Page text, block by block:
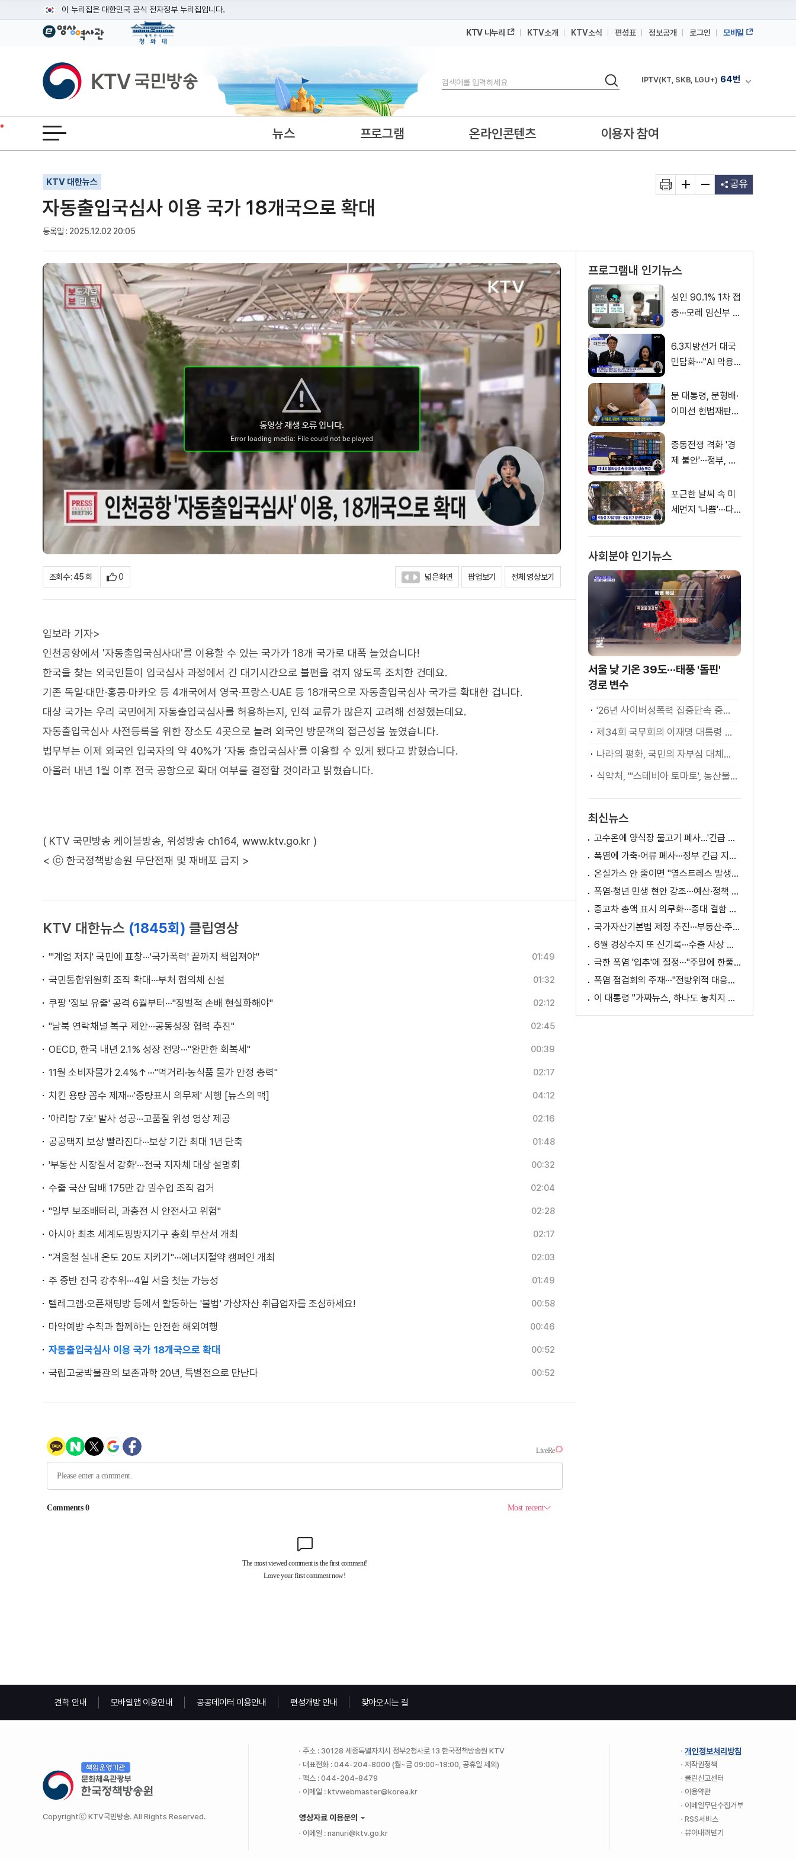
이 누리집은 대한민국 공식 전자정부 누리집입니다.
공식 누리집 주소 확인하기
이밖에 or.kr 또는 .kr등 다른 도메인 주소를 사용하고 있다면 아래 URL에서 도메인 주소를 확인해 보세요
운영중인 공식 누리집보기
KTV 나누리 KTV소개 KTV소식 편성표 정보공개 로그인 모바일
KTV국민방송
검색
검색 채널안내 펼쳐
스카이라이프 164번
스카이라이프 164번
스카이라이프
전체메뉴 열기 뉴스 프로그램 온라인콘텐츠 이용자 참여
KTV 대한뉴스
자동출입국심사 이용 국가 18개국으로 확대
등록일 : 2025.12.02 20:05
기사인쇄
글자확대
글자축소 공유
조회수 : 45 회 0 넓은화면 팝업보기 전체 영상보기
임보라 기자>
인천공항에서 '자동출입국심사대'를 이용할 수 있는 국가가 18개 국가로 대폭 늘었습니다!
한국을 찾는 외국인들이 입국심사 과정에서 긴 대기시간으로 불편을 겪지 않도록 조치한 건데요.
기존 독일·대만·홍콩·마카오 등 4개국에서 영국·프랑스·UAE 등 18개국으로 자동출입국심사 국가를 확대한 겁니다.
대상 국가는 우리 국민에게 자동출입국심사를 허용하는지, 인적 교류가 많은지 고려해 선정했는데요.
자동출입국심사 사전등록을 위한 장소도 4곳으로 늘려 외국인 방문객의 접근성을 높였습니다.
법무부는 이제 외국인 입국자의 약 40%가 '자동 출입국심사'를 이용할 수 있게 됐다고 밝혔습니다.
아울러 내년 1월 이후 전국 공항으로 확대 여부를 결정할 것이라고 밝혔습니다.
( KTV 국민방송 케이블방송, 위성방송 ch164, www.ktv.go.kr )
< ⓒ 한국정책방송원 무단전재 및 재배포 금지 >
KTV 대한뉴스 (1845회) 클립영상
"'계엄 저지' 국민에 표창···'국가폭력' 끝까지 책임져야" 01:49
국민통합위원회 조직 확대···부처 협의체 신설 01:32
쿠팡 '정보 유출' 공격 6월부터···"징벌적 손배 현실화해야" 02:12
"남북 연락채널 복구 제안···공동성장 협력 추진" 02:45
OECD, 한국 내년 2.1% 성장 전망···"완만한 회복세" 00:39
11월 소비자물가 2.4%↑···"먹거리·농식품 물가 안정 총력" 02:17
치킨 용량 꼼수 제재···'중량표시 의무제' 시행 [뉴스의 맥] 04:12
'아리랑 7호' 발사 성공···고품질 위성 영상 제공 02:16
공공택지 보상 빨라진다···보상 기간 최대 1년 단축 01:48
'부동산 시장질서 강화'···전국 지자체 대상 설명회 00:32
수출 국산 담배 175만 갑 밀수입 조직 검거 02:04
"일부 보조배터리, 과충전 시 안전사고 위험" 02:28
아시아 최초 세계도핑방지기구 총회 부산서 개최 02:17
"겨울철 실내 온도 20도 지키기"···에너지절약 캠페인 개최 02:03
주 중반 전국 강추위···4일 서울 첫눈 가능성 01:49
텔레그램·오픈채팅방 등에서 활동하는 '불법' 가상자산 취급업자를 조심하세요! 00:58
마약예방 수칙과 함께하는 안전한 해외여행 00:46
자동출입국심사 이용 국가 18개국으로 확대 00:52
국립고궁박물관의 보존과학 20년, 특별전으로 만난다 00:52
프로그램내 인기뉴스
성인 90.1% 1차 접
종···모레 임신부 사
6.3지방선거 대국
민담화···"AI 악용
문 대통령, 문형배·
이미선 헌법재판관
중동전쟁 격화 '경
제 불안'···정부, 금
소화
포근한 날씨 속 미
세먼지 '나쁨'···다
사회분야 인기뉴스
서울 낮 기온 39도···태풍 '돌핀'
경로 변수
'26년 사이버성폭력 집중단속 중간성과 발표···향후 추진계획은?
제34회 국무회의 이재명 대통령 모두발언
나라의 평화, 국민의 자부심 대체불가 대한민국 이재명 대통령 모두말씀
식약처, "'스테비아 토마토', 농산물 아닌 가공식품"
최신뉴스
고수온에 양식장 물고기 폐사...'긴급 방류' 지원
폭염에 가축·어류 폐사···정부 긴급 지원책 마련
온실가스 안 줄이면 "열스트레스 발생일 29배 증가"
폭염·청년 민생 현안 강조···예산·정책 방향 제시
중고차 총액 표시 의무화···중대 결함 시 '계약 해제'
국가자산기본법 제정 추진···부동산·주식 등 통합 관리
6월 경상수지 또 신기록···수출 사상 첫 1천억 달러
극한 폭염 '입추'에 절정···"주말에 한풀 꺾인다"
폭염 점검회의 주재···"전방위적 대응체계 가동"
이 대통령 "가짜뉴스, 하나도 놓치지 말고 바로잡아야"
견학 안내 모바일앱 이용안내 공공데이터 이용안내 편성개방 안내 찾아오시는 길
Copyrightⓒ KTV국민방송. All Rights Reserved.
주소 : 30128 세종특별자치시 정부2청사로 13 한국정책방송원 KTV
대표전화 : 044-204-8000 (월~금 09:00~18:00, 공휴일 제외)
팩스 : 044-204-8479
이메일 : ktvwebmaster@korea.kr
영상자료 이용문의
이메일 : nanuri@ktv.go.kr
개인정보처리방침
저작권정책
클린신고센터
이용약관
이메일무단수집거부
RSS서비스
뷰어내려받기